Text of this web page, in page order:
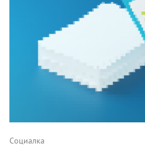
Социалка